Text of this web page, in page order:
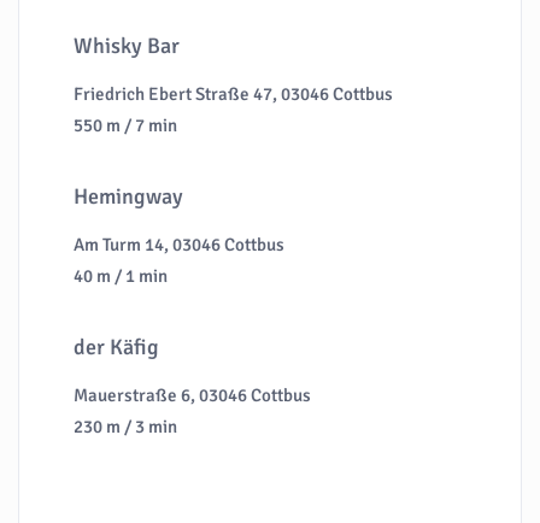
Whisky Bar
Friedrich Ebert Straße 47, 03046 Cottbus
550 m / 7 min
Hemingway
Am Turm 14, 03046 Cottbus
40 m / 1 min
der Käfig
Mauerstraße 6, 03046 Cottbus
230 m / 3 min